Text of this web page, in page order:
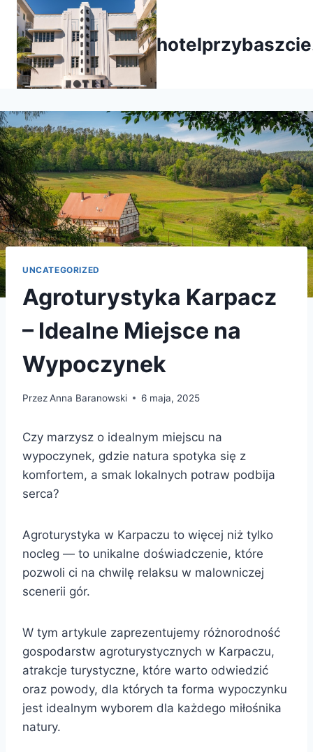
Przejdź
treści
UNCATEGORIZED
Agroturystyka Karpacz
– Idealne Miejsce na
Wypoczynek
PrzezAnna Baranowski 6 maja, 2025
Czy marzysz o idealnym miejscu na
wypoczynek, gdzie natura spotyka się z
komfortem, a smak lokalnych potraw podbija
serca?
Agroturystyka w Karpaczu to więcej niż tylko
nocleg — to unikalne doświadczenie, które
pozwoli ci na chwilę relaksu w malowniczej
scenerii gór.
W tym artykule zaprezentujemy różnorodność
gospodarstw agroturystycznych w Karpaczu,
atrakcje turystyczne, które warto odwiedzić
oraz powody, dla których ta forma wypoczynku
jest idealnym wyborem dla każdego miłośnika
natury.